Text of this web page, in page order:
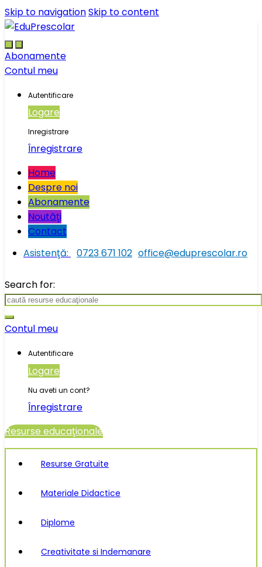
Skip to navigationSkip to content
Abonamente
Contul meu
Autentificare
Logare
Inregistrare
Înregistrare
Home
Despre noi
Abonamente
Noutăţi
Contact
Asistenţă:
0723 671 102 office@eduprescolar.ro
Search for:
Contul meu
Autentificare
Logare
Nu aveti un cont?
Înregistrare
Resurse educaţionale
Resurse Gratuite
Materiale Didactice
Diplome
Creativitate si Indemanare